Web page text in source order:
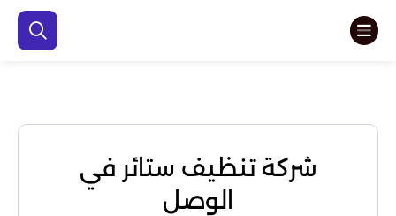
شركة تنظيف ستائر في
الوصل